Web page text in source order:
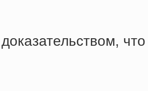
что